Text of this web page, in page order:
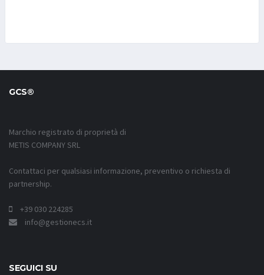
GCS®
Marchio registrato di proprietà di
METIS COMPANY SRL
Contattaci per qualsiasi informazione, preventivo o richiesta di
partnership.
+39 030 224285
info@gestionecs.it
SEGUICI SU